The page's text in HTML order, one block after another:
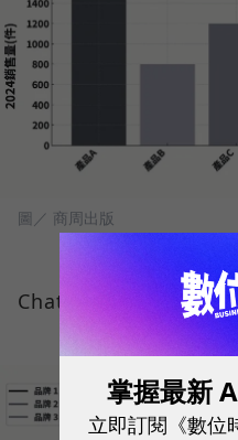
圖／ 商周出版
ChatGPT數據圖表案例
掌握最新
立即訂閱《數位